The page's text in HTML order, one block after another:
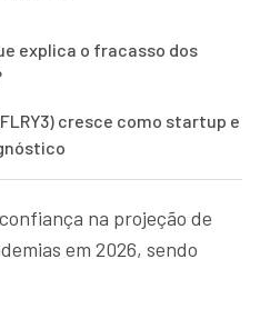
explica o fracasso dos
cresce como startup e
na projeção de
em 2026, sendo